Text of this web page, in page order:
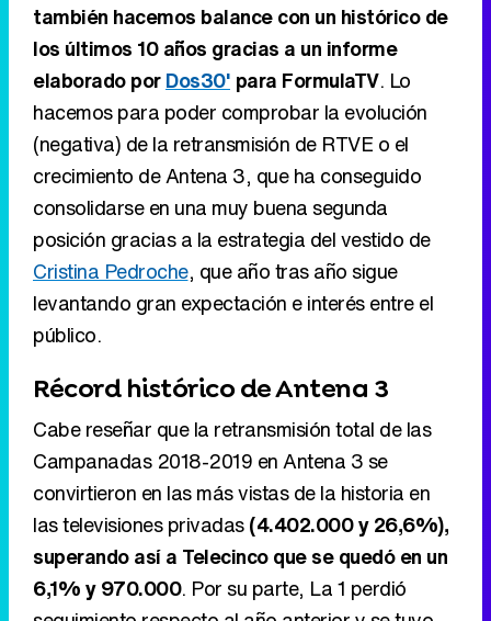
también hacemos balance con un histórico de
los últimos 10 años gracias a un informe
elaborado porDos30' para FormulaTV. Lo
hacemos para poder comprobar la evolución
(negativa) de la retransmisión de RTVE o el
crecimiento de Antena 3, que ha conseguido
consolidarse en una muy buena segunda
posición gracias a la estrategia del vestido de
Cristina Pedroche, que año tras año sigue
levantando gran expectación e interés entre el
público.
Récord histórico de Antena 3
Cabe reseñar que la retransmisión total de las
Campanadas 2018-2019 en Antena 3 se
convirtieron en las más vistas de la historia en
las televisiones privadas(4.402.000 y 26,6%),
superando así a Telecinco que se quedó en un
6,1% y 970.000. Por su parte, La 1 perdió